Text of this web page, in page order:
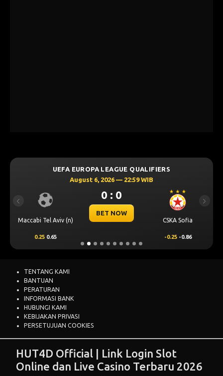
UEFA EUROPA LEAGUE QUALIFIERS
August 6, 2026 — 22:59 WIB
Maccabi Tel Aviv (n)
0 : 0
BET NOW
CSKA Sofia
0.25 0.65 -0.25 -0.86
Previous Next
TENTANG KAMI
BANTUAN
PERATURAN
INFORMASI BANK
HUBUNGI KAMI
KEBIJAKAN PRIVASI
PERSETUJUAN COOKIES
HUT4D Official | Link Login Slot
Online dan Live Casino Terbaru 2026